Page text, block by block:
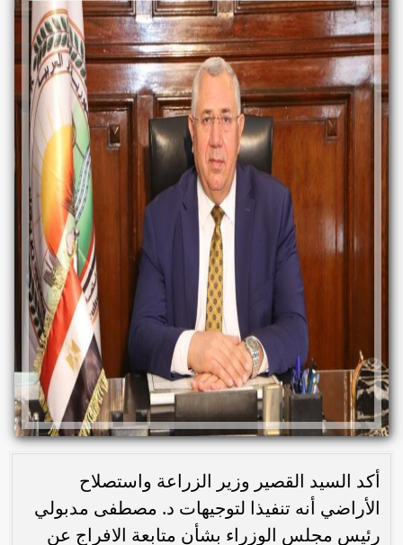
أكد السيد القصير وزير الزراعة واستصلاح
الأراضي أنه تنفيذا لتوجيهات د. مصطفى مدبولي
رئيس مجلس الوزراء بشأن متابعة الافراج عن